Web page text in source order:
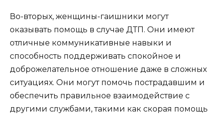
Во-вторых, женщины-гаишники могут
оказывать помощь в случае ДТП. Они имеют
отличные коммуникативные навыки и
способность поддерживать спокойное и
доброжелательное отношение даже в сложных
ситуациях. Они могут помочь пострадавшим и
обеспечить правильное взаимодействие с
другими службами, такими как скорая помощь